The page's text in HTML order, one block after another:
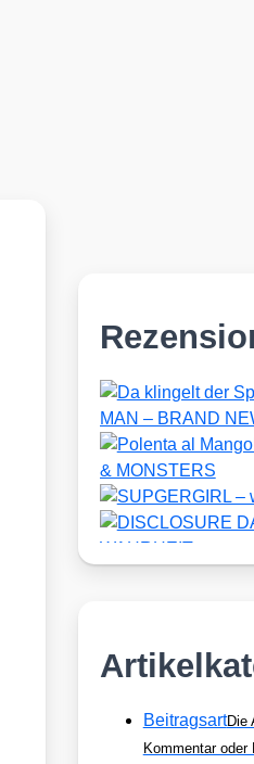
BeitragsartDie
Kommentar oder